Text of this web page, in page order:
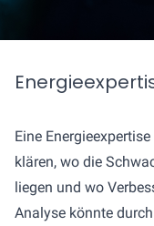
Eine
klären, wo die
liegen und wo
Analyse könnte